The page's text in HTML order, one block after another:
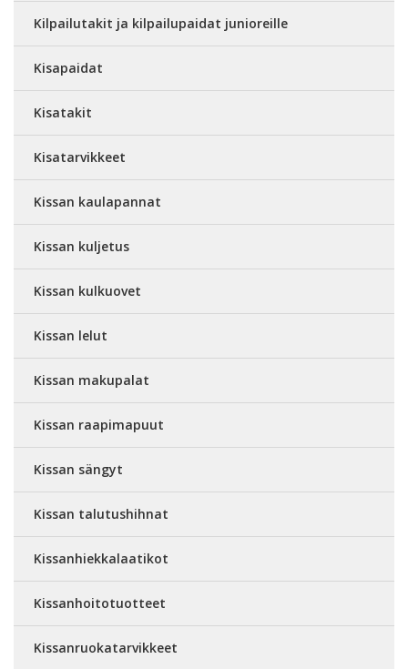
Kilpailutakit ja kilpailupaidat junioreille
Kisapaidat
Kisatakit
Kisatarvikkeet
Kissan kaulapannat
Kissan kuljetus
Kissan kulkuovet
Kissan lelut
Kissan makupalat
Kissan raapimapuut
Kissan sängyt
Kissan talutushihnat
Kissanhiekkalaatikot
Kissanhoitotuotteet
Kissanruokatarvikkeet